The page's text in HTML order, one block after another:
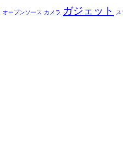
オープンソース カメラ ガジェット ス